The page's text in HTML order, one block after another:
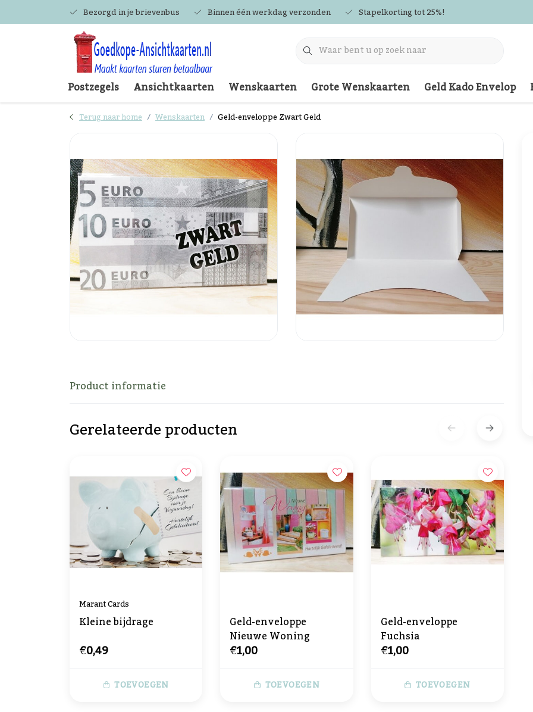
Bezorgd in je brievenbus Binnen één werkdag verzonden Stapelkorting tot 25%!
Postzegels Ansichtkaarten Wenskaarten Grote Wenskaarten Geld Kado Envelop
Terug naar home Wenskaarten Geld-enveloppe Zwart Geld
Product informatie
Gerelateerde producten
Marant Cards
Kleine bijdrage
€0,49
TOEVOEGEN
Geld-enveloppe
Nieuwe Woning
€1,00
TOEVOEGEN
Geld-enveloppe
Fuchsia
€1,00
TOEVOEGEN